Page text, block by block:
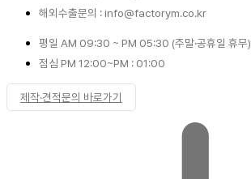
해외수출문의 : info@factorym.co.kr
평일 AM 09:30 ~ PM 05:30 (주말·공휴일 휴무)
점심 PM 12:00~PM : 01:00
제작·견적문의 바로가기